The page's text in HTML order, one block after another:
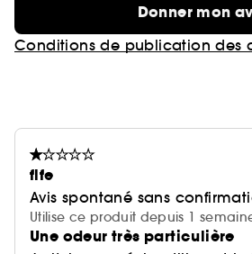
Donner mon
Conditions de publication des
flfe
Avis spontané sans
Utilise ce produit depuis 1
Une odeur très particulière